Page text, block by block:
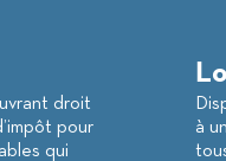
droit
pour
qui
à